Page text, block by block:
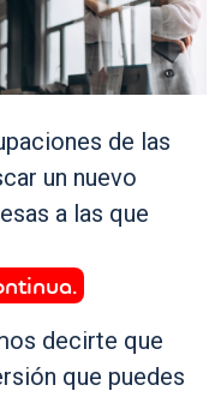
de las
un nuevo
a las que
decirte que
que puedes